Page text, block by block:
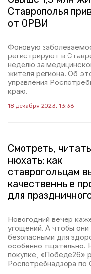
Ставрополья
от ОРВИ
Фоновую
регистрируют в
неделю за
жителя региона. Об
управления
краю.
18 декабря 2023, 13:36
Смотреть,
нюхать: как
ставропольцам
качественные
для
Новогодний вечер
угощений. А чтобы они
безопасными для
особенно тщательно.
покупке, «Победе26»
Роспотребнадзора по